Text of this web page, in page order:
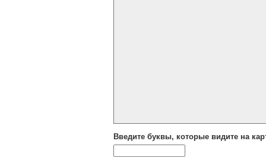
Введите буквы, которые видите на